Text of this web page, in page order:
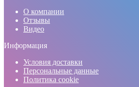
О компании
Отзывы
Видео
Информация
Условия доставки
Персональные данные
Политика cookie